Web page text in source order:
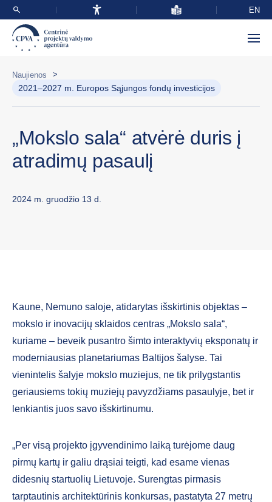
EN
Naujienos >
2021–2027 m. Europos Sąjungos fondų investicijos
„Mokslo sala“ atvėrė duris į
atradimų pasaulį
2024 m. gruodžio 13 d.
Kaune, Nemuno saloje, atidarytas išskirtinis objektas –
mokslo ir inovacijų sklaidos centras „Mokslo sala“,
kuriame – beveik pusantro šimto interaktyvių eksponatų ir
moderniausias planetariumas Baltijos šalyse. Tai
vienintelis šalyje mokslo muziejus, ne tik prilygstantis
geriausiems tokių muziejų pavyzdžiams pasaulyje, bet ir
lenkiantis juos savo išskirtinumu.
„Per visą projekto įgyvendinimo laiką turėjome daug
pirmų kartų ir galiu drąsiai teigti, kad esame vienas
didesnių startuolių Lietuvoje. Surengtas pirmasis
tarptautinis architektūrinis konkursas, pastatyta 27 metrų